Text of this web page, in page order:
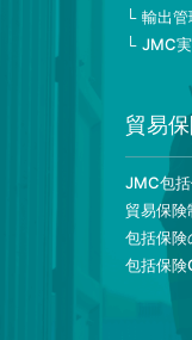
輸出
JMC
貿易
JMC包
貿易保険
包括保険
包括保険